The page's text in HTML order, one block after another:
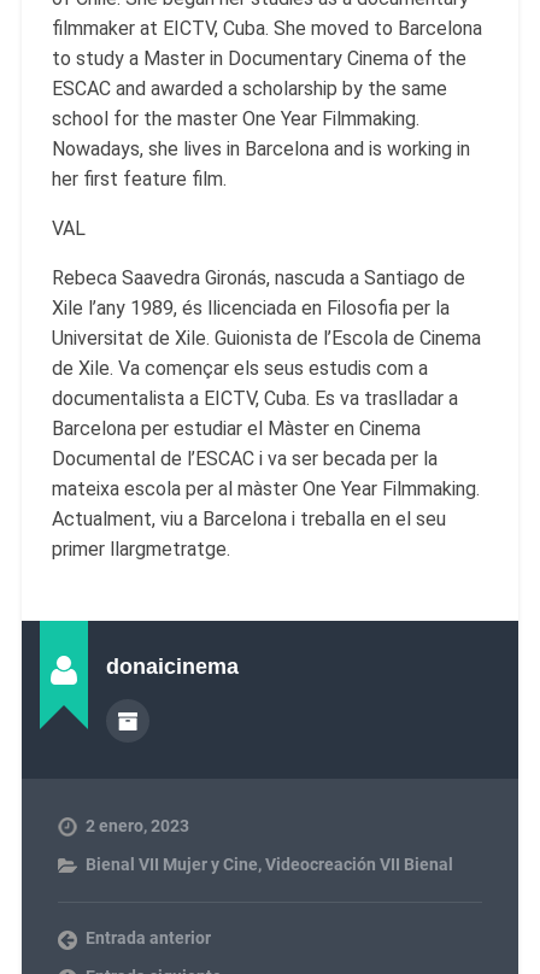
filmmaker at EICTV, Cuba. She moved to Barcelona
to study a Master in Documentary Cinema of the
ESCAC and awarded a scholarship by the same
school for the master One Year Filmmaking.
Nowadays, she lives in Barcelona and is working in
her first feature film.
VAL
Rebeca Saavedra Gironás, nascuda a Santiago de
Xile l’any 1989, és llicenciada en Filosofia per la
Universitat de Xile. Guionista de l’Escola de Cinema
de Xile. Va començar els seus estudis com a
documentalista a EICTV, Cuba. Es va traslladar a
Barcelona per estudiar el Màster en Cinema
Documental de l’ESCAC i va ser becada per la
mateixa escola per al màster One Year Filmmaking.
Actualment, viu a Barcelona i treballa en el seu
primer llargmetratge.
donaicinema
2 enero, 2023
Bienal VII Mujer y Cine,Videocreación VII Bienal
Entrada anterior